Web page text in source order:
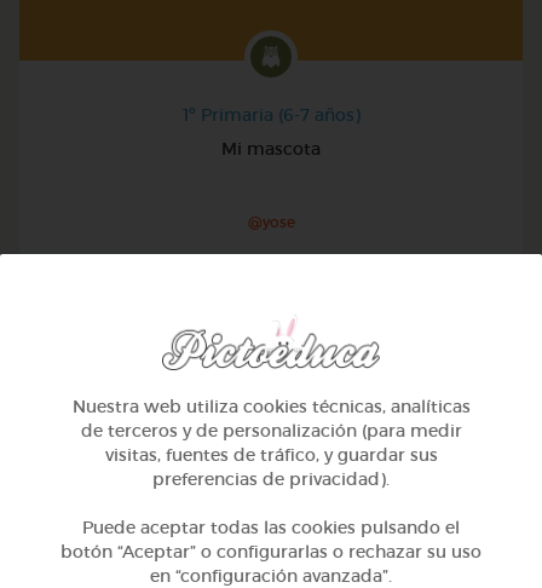
1º Primaria (6-7 años)
Mi mascota
@yose
Nuestra web utiliza cookies técnicas, analíticas
de terceros y de personalización (para medir
visitas, fuentes de tráfico, y guardar sus
preferencias de privacidad).
Puede aceptar todas las cookies pulsando el
botón “Aceptar” o configurarlas o rechazar su uso
en “configuración avanzada”.